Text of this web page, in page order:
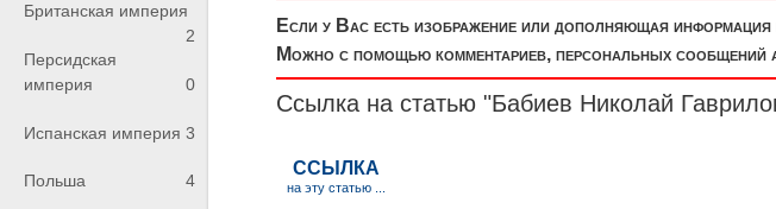
Британская империя
2
Персидская
империя
0
Испанская империя 3
Польша 4
Если у Вас есть изображение или дополняющая информация
Можно с помощью комментариев, персональных сообщений
Ссылка на статью "Бабиев Николай